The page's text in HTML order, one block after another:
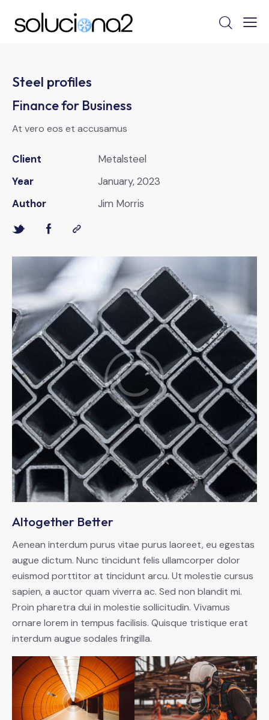
Steel profiles
Finance for Business
At vero eos et accusamus
Client
Metalsteel
Year
January, 2023
Author
Jim Morris
Altogether Better
Aenean interdum purus vitae purus laoreet, eu egestas
augue dictum. Nunc tincidunt felis ullamcorper dolor
euismod porttitor at tincidunt arcu. Ut molestie cursus
sapien, a auctor quam viverra ac. Sed non blandit mi.
Proin pharetra dui in molestie sollicitudin. Vivamus
ornare lorem in tempus facilisis. Quisque tristique erat
interdum augue sodales fringilla.